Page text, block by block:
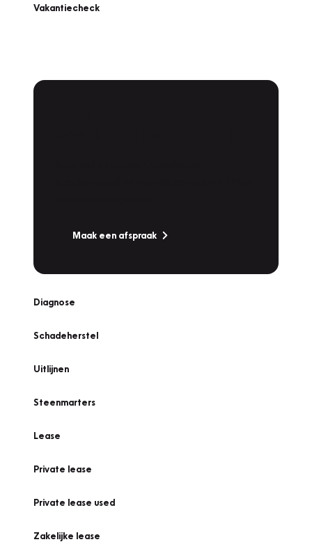
Vakantiecheck
Maak een afspraak
Diagnose
Schadeherstel
Uitlijnen
Steenmarters
Lease
Private lease
Private lease used
Zakelijke lease